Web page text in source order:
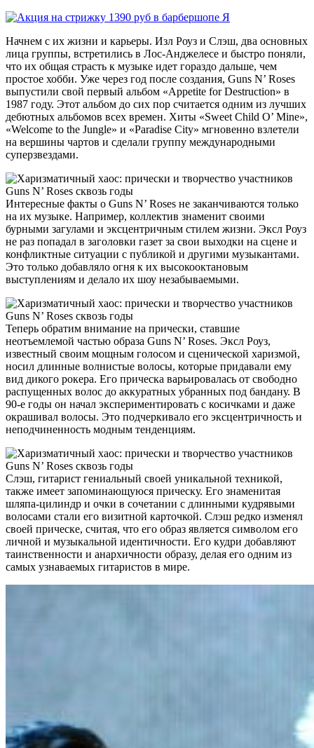
Начнем с их жизни и карьеры. Изл Роуз и Слэш, два основных
лица группы, встретились в Лос-Анджелесе и быстро поняли,
что их общая страсть к музыке идет гораздо дальше, чем
простое хобби. Уже через год после создания, Guns N’ Roses
выпустили свой первый альбом «Appetite for Destruction» в
1987 году. Этот альбом до сих пор считается одним из лучших
дебютных альбомов всех времен. Хиты «Sweet Child O’ Mine»,
«Welcome to the Jungle» и «Paradise City» мгновенно взлетели
на вершины чартов и сделали группу международными
суперзвездами.
Интересные факты о Guns N’ Roses не заканчиваются только
на их музыке. Например, коллектив знаменит своими
бурными загулами и эксцентричным стилем жизни. Эксл Роуз
не раз попадал в заголовки газет за свои выходки на сцене и
конфликтные ситуации с публикой и другими музыкантами.
Это только добавляло огня к их высокооктановым
выступлениям и делало их шоу незабываемыми.
Теперь обратим внимание на прически, ставшие
неотъемлемой частью образа Guns N’ Roses. Эксл Роуз,
известный своим мощным голосом и сценической харизмой,
носил длинные волнистые волосы, которые придавали ему
вид дикого рокера. Его прическа варьировалась от свободно
распущенных волос до аккуратных убранных под бандану. В
90-е годы он начал экспериментировать с косичками и даже
окрашивал волосы. Это подчеркивало его эксцентричность и
неподчиненность модным тенденциям.
Слэш, гитарист гениальный своей уникальной техникой,
также имеет запоминающуюся прическу. Его знаменитая
шляпа-цилиндр и очки в сочетании с длинными кудрявыми
волосами стали его визитной карточкой. Слэш редко изменял
своей прическе, считая, что его образ является символом его
личной и музыкальной идентичности. Его кудри добавляют
таинственности и анархичности образу, делая его одним из
самых узнаваемых гитаристов в мире.